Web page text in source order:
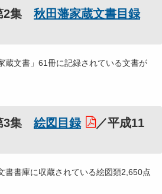
2集 秋田藩家蔵文書目録
文書」61冊に記録されている文書が
3集 絵図目録
／平成11
書庫に収蔵されている絵図類2,650点